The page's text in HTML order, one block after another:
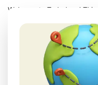
Welcome to Turbologo!